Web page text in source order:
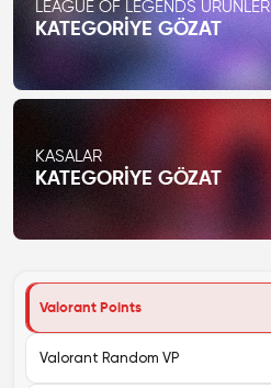
LEAGUE OF LEGENDS ÜRÜNLERI
KATEGORIYE GÖZAT
KASALAR
KATEGORIYE GÖZAT
Valorant Points
Valorant Random VP